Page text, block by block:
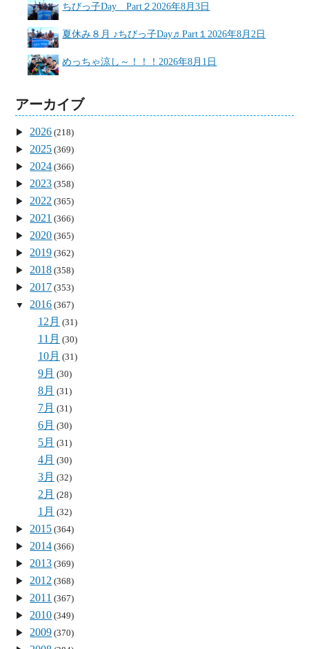
ちびっ子Day Part２ 2026年8月3日
夏休み８月 ♪ちびっ子Day♬Part１ 2026年8月2日
めっちゃ涼し～！！！ 2026年8月1日
アーカイブ
2026 (218)
2025 (369)
2024 (366)
2023 (358)
2022 (365)
2021 (366)
2020 (365)
2019 (362)
2018 (358)
2017 (353)
2016 (367)
12月 (31)
11月 (30)
10月 (31)
9月 (30)
8月 (31)
7月 (31)
6月 (30)
5月 (31)
4月 (30)
3月 (32)
2月 (28)
1月 (32)
2015 (364)
2014 (366)
2013 (369)
2012 (368)
2011 (367)
2010 (349)
2009 (370)